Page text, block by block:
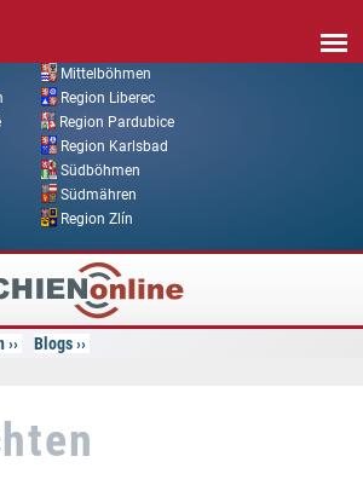
Mittelböhmen
Region Liberec
Region Pardubice
Region Karlsbad
Südböhmen
Südmähren
Region Zlín
Blogs